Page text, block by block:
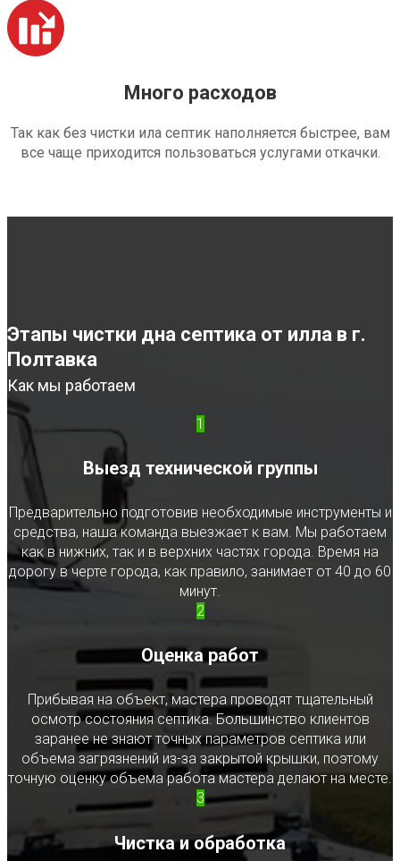
Много расходов
Так как без чистки ила септик наполняется быстрее, вам
все чаще приходится пользоваться услугами откачки.
Этапы чистки дна септика от илла в г.
Полтавка
Как мы работаем
1
Выезд технической группы
Предварительно подготовив необходимые инструменты и
средства, наша команда выезжает к вам. Мы работаем
как в нижних, так и в верхних частях города. Время на
дорогу в черте города, как правило, занимает от 40 до 60
минут.
2
Оценка работ
Прибывая на объект, мастера проводят тщательный
осмотр состояния септика. Большинство клиентов
заранее не знают точных параметров септика или
объема загрязнений из-за закрытой крышки, поэтому
точную оценку объема работа мастера делают на месте.
3
Чистка и обработка